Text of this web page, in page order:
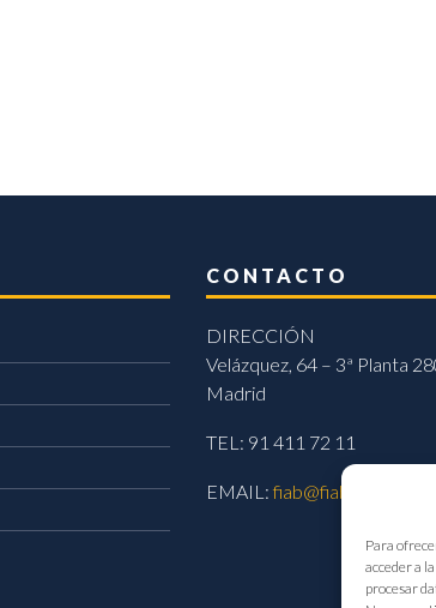
Para
acceder a
procesar
CONTACTO
DIRECCIÓN
Velázquez, 64 – 3ª Planta
Madrid
TEL: 91 411 72 11
EMAIL:fiab@fiab.es